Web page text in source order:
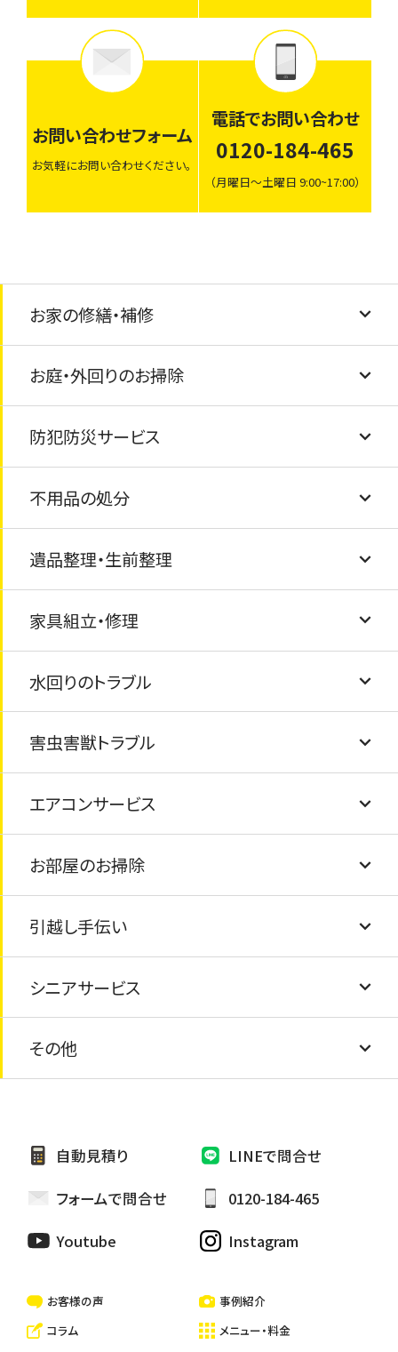
お問い合わせフォーム
お気軽にお問い合わせください。
電話でお問い合わせ
0120-184-465
（月曜日〜土曜日 9:00~17:00）
お家の修繕・補修
建具調整
壁紙・クロスの張替え
フローリング交換
玄関の鍵交換・ドアノブ交換
窓ガラス・サッシ交換・内窓（インプラス）設置
駐車場コンクリート工事
タイル交換/ひび割れ
フェンス工事
塗装工事
屋根の葺き替え
防水工事
外壁シーリング補修
雨樋修繕/つまり
お庭・外回りのお掃除
草むしり・庭掃除
外観クリーニング
物置・カーポートの解体・撤去
防犯防災サービス
防犯カメラ・ライトの設置
家具の固定・転倒防止
不用品の処分
粗大ごみの処分
風呂釜と浴槽の撤去と処分
テレビ・冷蔵庫・洗濯機・乾燥機・マッサージチ
ェアの処分
布団・毛布の処分
仏壇の処分・閉眼供養
ピアノの処分
太陽光パネルの処分
太陽熱温水器の処分
家具の処分
遺品整理・生前整理
ゴミ屋敷清掃・汚部屋清掃
遺品整理のお手伝い
家具組立・修理
家具の修繕
家具組み立て
水回りのトラブル
排水溝の詰まり
トイレの詰まり
給湯器の交換
水道の蛇口交換
蛇口の水漏れ
害虫害獣トラブル
シロアリ・害虫駆除
害獣駆除
エアコンサービス
エアコンクリーニング
エアコン取付け・取外し
エアコンの撤去・処分
お部屋のお掃除
畳の交換
障子・襖の張り替え
網戸の交換
カーテン取り替け
ハウスクリーニング
一戸建て・マンション・アパートの清掃
引越し手伝い
引越し手伝い
シニアサービス
安心シニアサービス
その他
ペットのお世話・散歩代行
自動見積り
LINEで問合せ
フォームで問合せ
0120-184-465
Youtube
Instagram
お客様の声
事例紹介
コラム
メニュー・料金